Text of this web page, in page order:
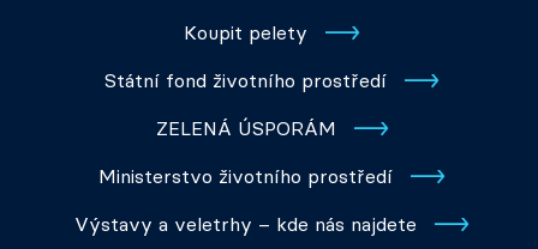
Koupit pelety
Státní fond životního prostředí
ZELENÁ ÚSPORÁM
Ministerstvo životního prostředí
Výstavy a veletrhy – kde nás najdete